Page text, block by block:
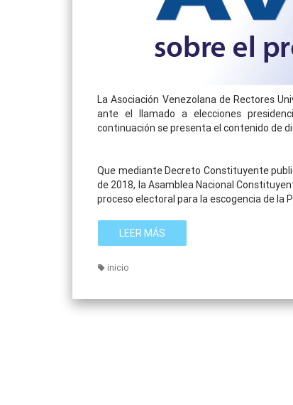
La Asociación Venezolana de Rectores
ante el llamado a elecciones
continuación se presenta el contenido de
Que mediante Decreto Constituyente
de 2018, la Asamblea Nacional
proceso electoral para la escogencia de la
LEER MÁS
inicio